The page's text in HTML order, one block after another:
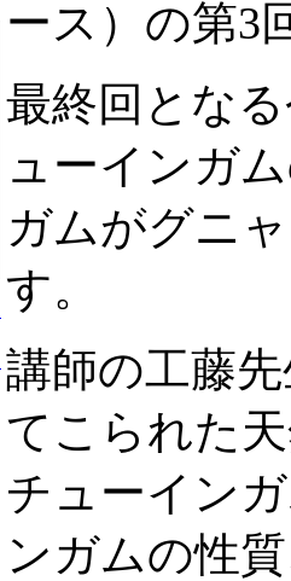
ース）の第3
最終回とな
ューインガ
ガムがグニ
す。
講師の工藤
てこられた
チューイン
ンガムの性